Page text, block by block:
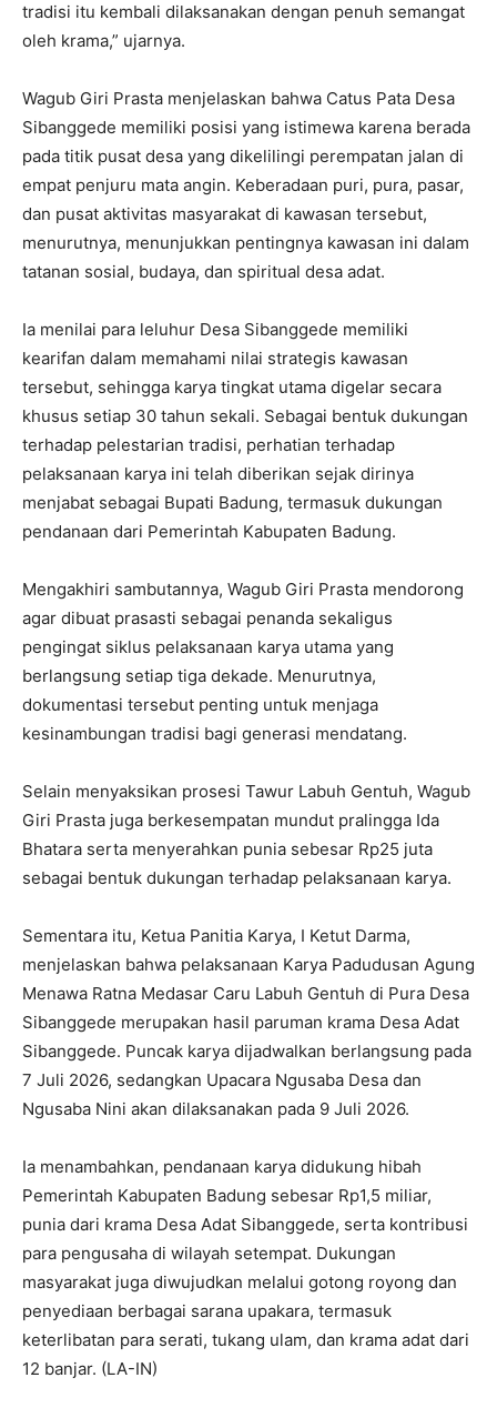
tradisi itu kembali dilaksanakan dengan penuh semangat
oleh krama,” ujarnya.
Wagub Giri Prasta menjelaskan bahwa Catus Pata Desa
Sibanggede memiliki posisi yang istimewa karena berada
pada titik pusat desa yang dikelilingi perempatan jalan di
empat penjuru mata angin. Keberadaan puri, pura, pasar,
dan pusat aktivitas masyarakat di kawasan tersebut,
menurutnya, menunjukkan pentingnya kawasan ini dalam
tatanan sosial, budaya, dan spiritual desa adat.
Ia menilai para leluhur Desa Sibanggede memiliki
kearifan dalam memahami nilai strategis kawasan
tersebut, sehingga karya tingkat utama digelar secara
khusus setiap 30 tahun sekali. Sebagai bentuk dukungan
terhadap pelestarian tradisi, perhatian terhadap
pelaksanaan karya ini telah diberikan sejak dirinya
menjabat sebagai Bupati Badung, termasuk dukungan
pendanaan dari Pemerintah Kabupaten Badung.
Mengakhiri sambutannya, Wagub Giri Prasta mendorong
agar dibuat prasasti sebagai penanda sekaligus
pengingat siklus pelaksanaan karya utama yang
berlangsung setiap tiga dekade. Menurutnya,
dokumentasi tersebut penting untuk menjaga
kesinambungan tradisi bagi generasi mendatang.
Selain menyaksikan prosesi Tawur Labuh Gentuh, Wagub
Giri Prasta juga berkesempatan mundut pralingga Ida
Bhatara serta menyerahkan punia sebesar Rp25 juta
sebagai bentuk dukungan terhadap pelaksanaan karya.
Sementara itu, Ketua Panitia Karya, I Ketut Darma,
menjelaskan bahwa pelaksanaan Karya Padudusan Agung
Menawa Ratna Medasar Caru Labuh Gentuh di Pura Desa
Sibanggede merupakan hasil paruman krama Desa Adat
Sibanggede. Puncak karya dijadwalkan berlangsung pada
7 Juli 2026, sedangkan Upacara Ngusaba Desa dan
Ngusaba Nini akan dilaksanakan pada 9 Juli 2026.
Ia menambahkan, pendanaan karya didukung hibah
Pemerintah Kabupaten Badung sebesar Rp1,5 miliar,
punia dari krama Desa Adat Sibanggede, serta kontribusi
para pengusaha di wilayah setempat. Dukungan
masyarakat juga diwujudkan melalui gotong royong dan
penyediaan berbagai sarana upakara, termasuk
keterlibatan para serati, tukang ulam, dan krama adat dari
12 banjar. (LA-IN)